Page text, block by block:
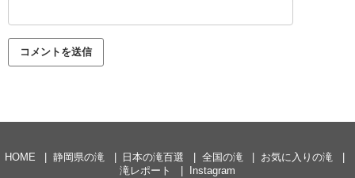
HOME 静岡県の滝 日本の滝百選 全国の滝
お気に入りの滝
滝レポート
Instagram